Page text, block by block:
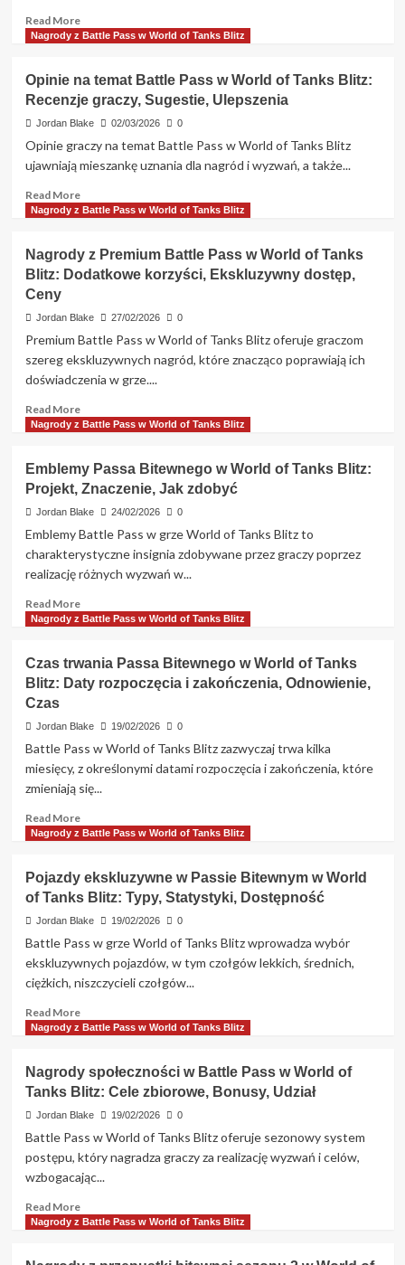
Wymagania,
Wskazówki
Read MoreRead
more
z
Vault
w
Pass
w
of
Poprzednie
sezony,
Nagrody z Battle Pass w World of Tanks Blitz
Opinie na temat Battle Pass w World of Tanks Blitz:
Recenzje graczy, Sugestie, Ulepszenia
Jordan Blake 02/03/2026 0
Opinie graczy na temat Battle Pass w World of Tanks Blitz
ujawniają mieszankę uznania dla nagród i wyzwań, a także...
Read MoreRead
more
na
temat
Pass
World
of
Tanks
Recenzje
graczy,
Ulepszenia
Nagrody z Battle Pass w World of Tanks Blitz
Nagrody z Premium Battle Pass w World of Tanks
Blitz: Dodatkowe korzyści, Ekskluzywny dostęp,
Ceny
Jordan Blake 27/02/2026 0
Premium Battle Pass w World of Tanks Blitz oferuje graczom
szereg ekskluzywnych nagród, które znacząco poprawiają ich
doświadczenia w grze....
Read MoreRead
more
z
Premium
Battle
Pass
World
of
Blitz:
Dodatkowe
Ekskluzywny
dostęp,
Nagrody z Battle Pass w World of Tanks Blitz
Emblemy Passa Bitewnego w World of Tanks Blitz:
Projekt, Znaczenie, Jak zdobyć
Jordan Blake 24/02/2026 0
Emblemy Battle Pass w grze World of Tanks Blitz to
charakterystyczne insignia zdobywane przez graczy poprzez
realizację różnych wyzwań w...
Read MoreRead
more
Passa
Bitewnego
World
Tanks
Blitz:
Projekt,
Jak
zdobyć
Nagrody z Battle Pass w World of Tanks Blitz
Czas trwania Passa Bitewnego w World of Tanks
Blitz: Daty rozpoczęcia i zakończenia, Odnowienie,
Czas
Jordan Blake 19/02/2026 0
Battle Pass w World of Tanks Blitz zazwyczaj trwa kilka
miesięcy, z określonymi datami rozpoczęcia i zakończenia, które
zmieniają się...
Read MoreRead
more
trwania
Passa
Bitewnego
World
of
Tanks
Daty
rozpoczęcia
zakończenia,
Odnowienie,
Nagrody z Battle Pass w World of Tanks Blitz
Pojazdy ekskluzywne w Passie Bitewnym w World
of Tanks Blitz: Typy, Statystyki, Dostępność
Jordan Blake 19/02/2026 0
Battle Pass w grze World of Tanks Blitz wprowadza wybór
ekskluzywnych pojazdów, w tym czołgów lekkich, średnich,
ciężkich, niszczycieli czołgów...
Read MoreRead
more
ekskluzywne
w
Passie
Bitewnym
World
of
Blitz:
Typy,
Nagrody z Battle Pass w World of Tanks Blitz
Nagrody społeczności w Battle Pass w World of
Tanks Blitz: Cele zbiorowe, Bonusy, Udział
Jordan Blake 19/02/2026 0
Battle Pass w World of Tanks Blitz oferuje sezonowy system
postępu, który nagradza graczy za realizację wyzwań i celów,
wzbogacając...
Read MoreRead
more
Nagrody z Battle Pass w World of Tanks Blitz